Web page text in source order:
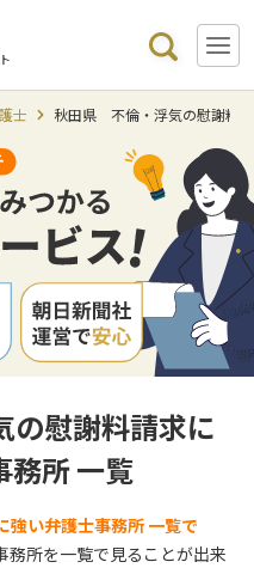
士 秋田県 不倫・浮気の慰謝料
の慰謝料請求に
務所 一覧
強い弁護士事務所 一覧で
務所を一覧で見ることが出来